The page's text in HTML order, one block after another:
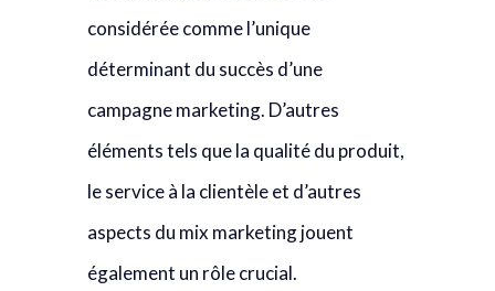
considérée comme l’unique
déterminant du succès d’une
campagne marketing. D’autres
éléments tels que la qualité du produit,
le service à la clientèle et d’autres
aspects du mix marketing jouent
également un rôle crucial.